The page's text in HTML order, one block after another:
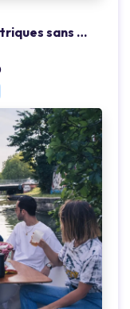
Chasse au trésor en bateau électriques sans permis la Seine